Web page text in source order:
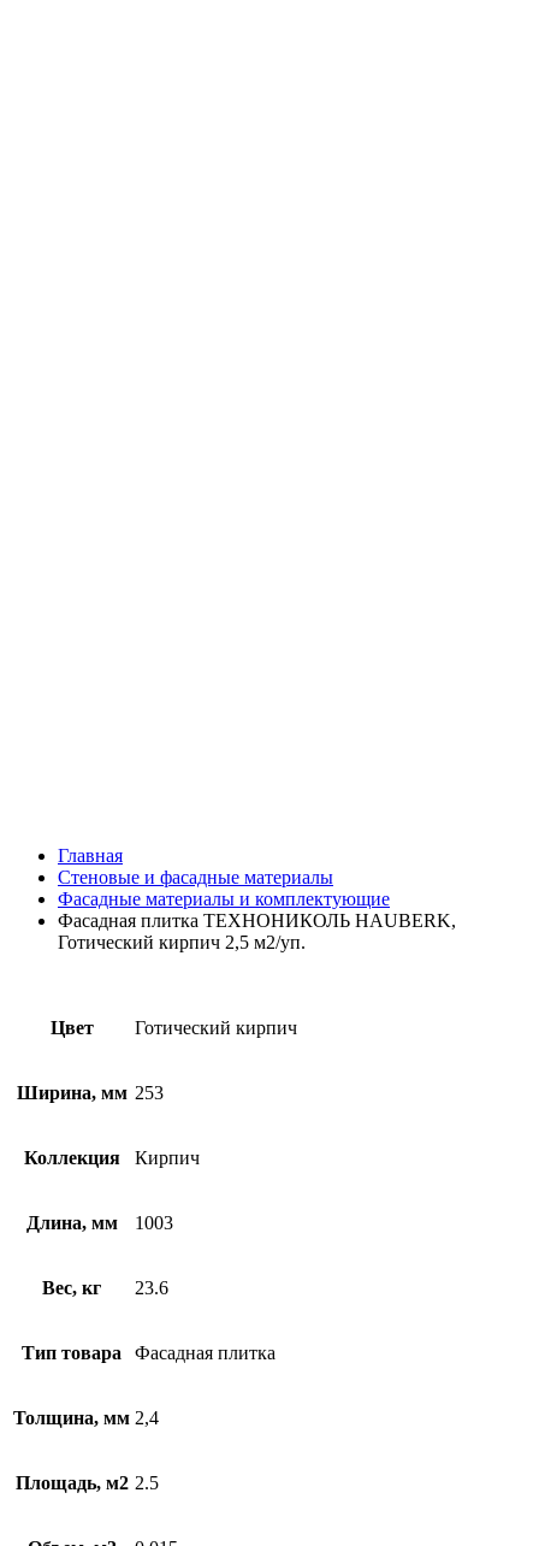
Главная
Стеновые и фасадные материалы
Фасадные материалы и комплектующие
Фасадная плитка ТЕХНОНИКОЛЬ HAUBERK,
Готический кирпич 2,5 м2/уп.
Цвет Готический кирпич
Ширина, мм 253
Коллекция Кирпич
Длина, мм 1003
Вес, кг 23.6
Тип товара Фасадная плитка
Толщина, мм 2,4
Площадь, м2 2.5